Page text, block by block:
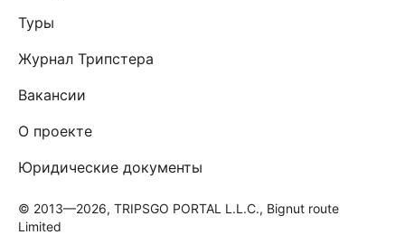
Туры
Журнал Трипстера
Вакансии
О проекте
Юридические документы
© 2013—2026, TRIPSGO PORTAL L.L.C., Bignut route
Limited